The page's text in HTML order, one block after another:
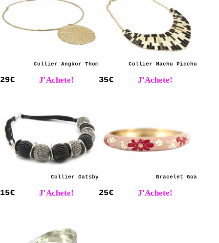
Collier Angkor Thom
29€ J'Achete!
Collier Machu Picchu
35€ J'Achete!
Collier Gatsby
15€ J'Achete!
Bracelet Goa
25€ J'Achete!